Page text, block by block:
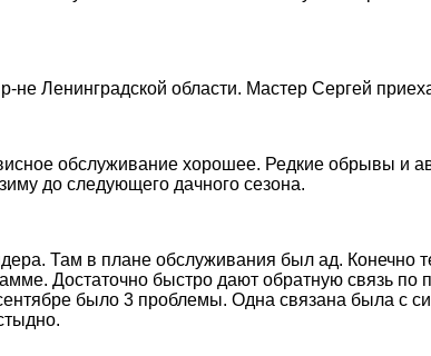
не Ленинградской области. Мастер Сергей
обслуживание хорошее. Редкие обрывы и
зиму до следующего дачного сезона.
Там в плане обслуживания был ад. Конечно
Достаточно быстро дают обратную связь
было 3 проблемы. Одна связана была